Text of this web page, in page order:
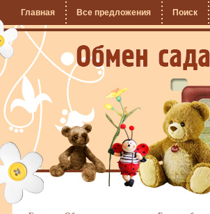
Главная Все предложения Поиск